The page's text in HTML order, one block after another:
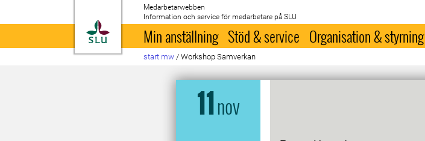
Till startsida
Medarbetarwebben
Information och service för medarbetare på SLU
Min anställning Stöd & service Organisation & styrning
start mw / Workshop Samverkan
11nov